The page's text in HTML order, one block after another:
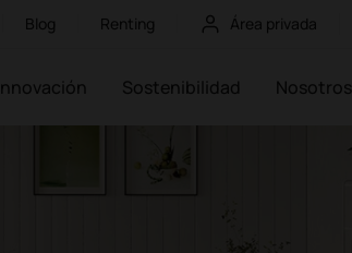
Blog Renting Área privada
Innovación Sostenibilidad Nosotros